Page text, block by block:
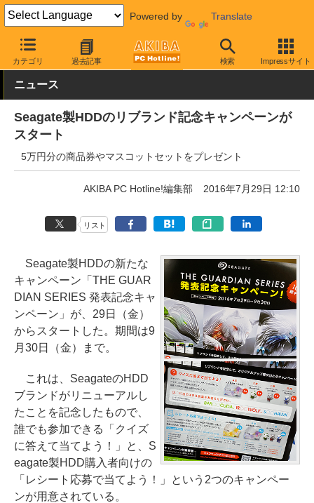
Powered by Translate
カテゴリ 過去記事 検索 Impressサイト
AKIBA PC Hotline! 秋葉原情報 キャンペーン情報 割引・プレ
ニュース
Seagate製HDDのリブランド記念キャンペーンが
スタート
5万円分の商品券やマスコットセットをプレゼント
AKIBA PC Hotline!編集部 2016年7月29日 12:10
リスト
Seagate製HDDの新たな
キャンペーン「THE GUAR
DIAN SERIES 発表記念キャ
ンペーン」が、29日（金）
からスタートした。期間は9
月30日（金）まで。
これは、SeagateのHDD
ブランドがリニューアルし
たことを記念したもので、
誰でも参加できる「クイズ
に答えて当てよう！」と、S
eagate製HDD購入者向けの
「レシート応募で当てよう！」という2つのキャンペー
ンが用意されている。